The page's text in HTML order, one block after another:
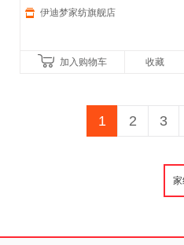
伊迪梦家纺旗舰店
加入购物车 收藏
1 2 3